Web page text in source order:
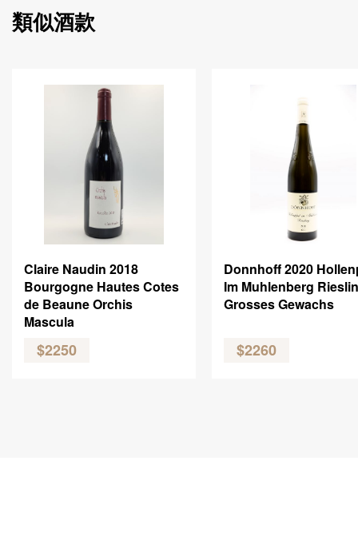
類似酒款
Claire Naudin 2018
Bourgogne Hautes Cotes
de Beaune Orchis
Mascula
$2250
Donnhoff 2020
Im Muhlenberg
Grosses Gewachs
$2260